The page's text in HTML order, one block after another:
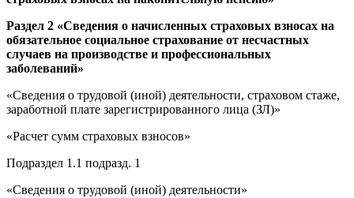
Раздел 2 «Сведения о начисленных страховых взносах на
обязательное социальное страхование от несчастных
случаев на производстве и профессиональных
заболеваний»
«Сведения о трудовой (иной) деятельности, страховом стаже,
заработной плате зарегистрированного лица (ЗЛ)»
«Расчет сумм страховых взносов»
Подраздел 1.1 подразд. 1
«Сведения о трудовой (иной) деятельности»